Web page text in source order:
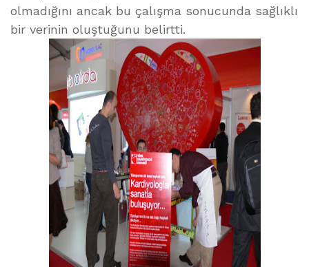
olmadığını ancak bu çalışma sonucunda sağlıklı
bir verinin oluştuğunu belirtti.